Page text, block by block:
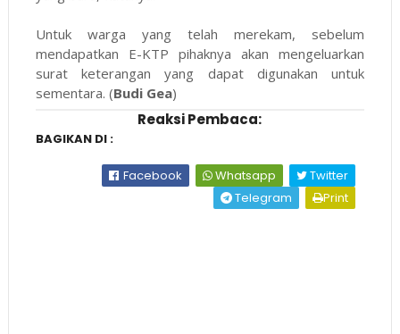
Untuk warga yang telah merekam, sebelum
mendapatkan E-KTP pihaknya akan mengeluarkan
surat keterangan yang dapat digunakan untuk
sementara. (Budi Gea)
Reaksi Pembaca:
BAGIKAN DI :
Facebook Whatsapp
Twitter
Telegram
Print